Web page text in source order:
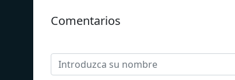
Comentarios